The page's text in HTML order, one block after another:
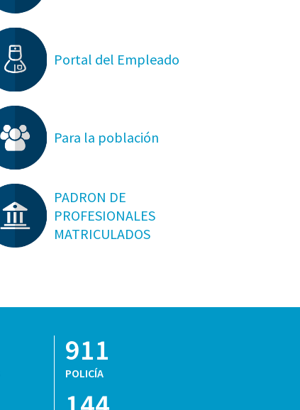
Portal del Empleado
Para la población
PADRON DE
PROFESIONALES
MATRICULADOS
911
POLICÍA